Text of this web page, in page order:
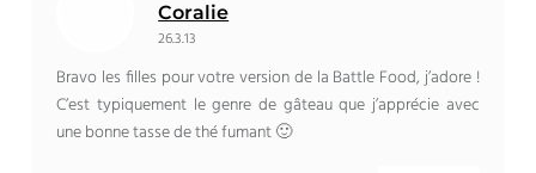
Coralie
26.3.13
Bravo les filles pour votre version de la Battle Food, j’adore !
C’est typiquement le genre de gâteau que j’apprécie avec
une bonne tasse de thé fumant 🙂